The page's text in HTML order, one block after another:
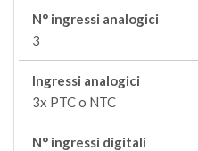
N° ingressi analogici
3
Ingressi analogici
3x PTC o NTC
N° ingressi digitali